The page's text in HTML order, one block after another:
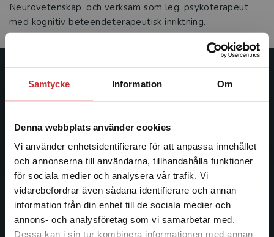
Samtycke Information Om
Denna webbplats använder cookies
Vi använder enhetsidentifierare för att anpassa innehållet
och annonserna till användarna, tillhandahålla funktioner
för sociala medier och analysera vår trafik. Vi
vidarebefordrar även sådana identifierare och annan
information från din enhet till de sociala medier och
annons- och analysföretag som vi samarbetar med.
Dessa kan i sin tur kombinera informationen med annan
Begränsad fraktregion
Neurovetenskap, och verksam som leg. psykoterapeut
med kognitiv beteendeterapeutisk inriktning.
Studentlitteratur
ledande utbildningsförlag. Med läromedel, kurslitteratur,
facklitteratur, utbildningar och digitala
informationstjänster i utbudet, finns Studentlitteratur med
längs hela kunskapsresan.
Kontakta oss
Kontakta oss